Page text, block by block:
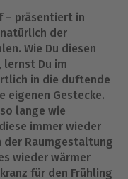
– präsentiert in
der
Wie Du diesen
Du im
in die duftende
eigenen Gestecke.
lange wie
immer wieder
der Raumgestaltung
wieder wärmer
für den Frühling